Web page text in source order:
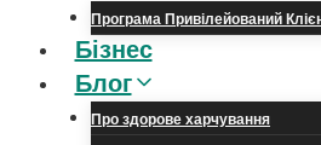
Програма Привілейований
Бізнес
Блог
Про здорове харчування